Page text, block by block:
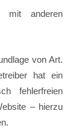
mit anderen
von Art.
hat ein
fehlerfreien
– hierzu